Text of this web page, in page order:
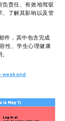
负责任、有效地驾驭
、了解其影响以及管
件，其中包含完成
性、学生心理健康